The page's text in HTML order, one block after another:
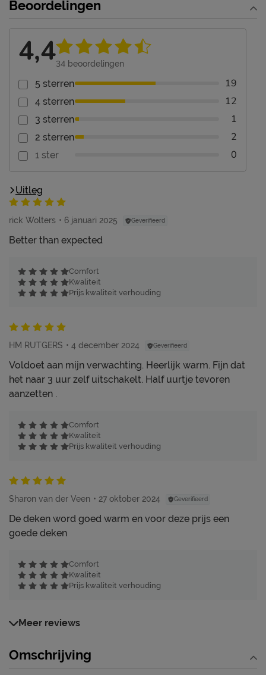
Beoordelingen
4,434 beoordelingen
5 sterren 19
4 sterren 12
3 sterren 1
2 sterren 2
1 ster 0
Uitleg
rick Wolters 6 januari 2025 Geverifieerd
Better than expected
Comfort
Kwaliteit
Prijs kwaliteit verhouding
HM RUTGERS 4 december 2024 Geverifieerd
Voldoet aan mijn verwachting. Heerlijk warm. Fijn dat
het naar 3 uur zelf uitschakelt. Half uurtje tevoren
aanzetten .
Comfort
Kwaliteit
Prijs kwaliteit verhouding
Sharon van der Veen 27 oktober 2024 Geverifieerd
De deken word goed warm en voor deze prijs een
goede deken
Comfort
Kwaliteit
Prijs kwaliteit verhouding
Meer reviews
Omschrijving